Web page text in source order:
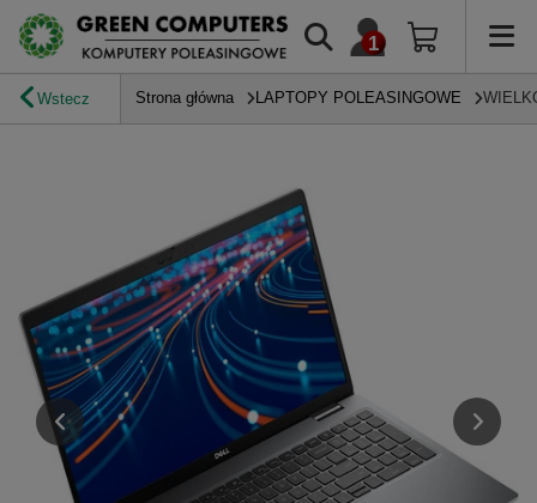
Wstecz Strona główna LAPTOPY POLEASINGOWE